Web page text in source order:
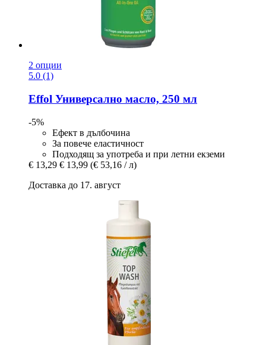
2 опции
5.0 (1)
Effol Универсално масло, 250 мл
-5%
Ефект в дълбочина
За повече еластичност
Подходящ за употреба и при летни екземи
€ 13,29 € 13,99 (€ 53,16 / л)
Доставка до 17. август